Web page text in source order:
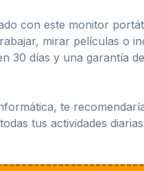
con este monitor
mirar películas o
30 días y una garantía
te
tus actividades